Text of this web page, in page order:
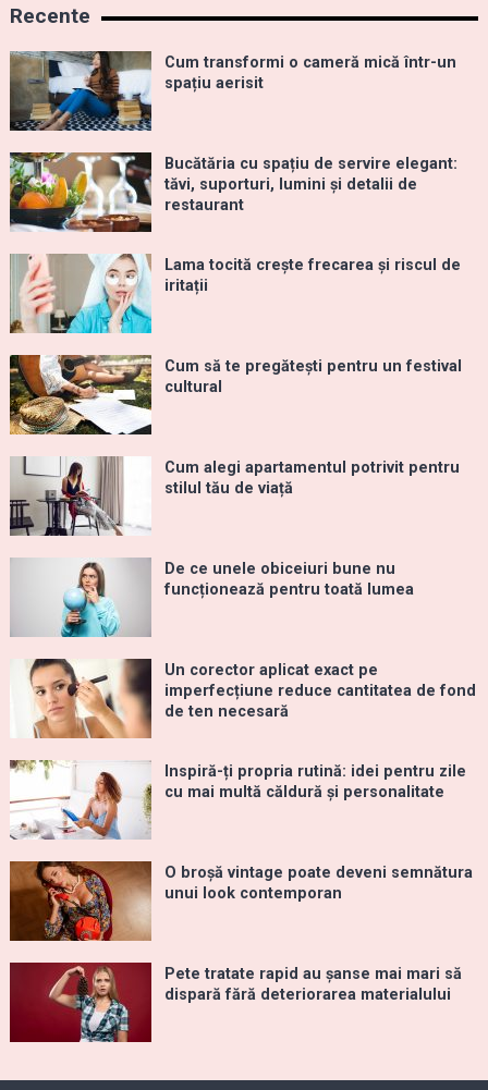
Recente
Cum transformi o cameră mică într-un
spațiu aerisit
Bucătăria cu spațiu de servire elegant:
tăvi, suporturi, lumini și detalii de
restaurant
Lama tocită crește frecarea și riscul de
iritații
Cum să te pregătești pentru un festival
cultural
Cum alegi apartamentul potrivit pentru
stilul tău de viață
De ce unele obiceiuri bune nu
funcționează pentru toată lumea
Un corector aplicat exact pe
imperfecțiune reduce cantitatea de fond
de ten necesară
Inspiră-ți propria rutină: idei pentru zile
cu mai multă căldură și personalitate
O broșă vintage poate deveni semnătura
unui look contemporan
Pete tratate rapid au șanse mai mari să
dispară fără deteriorarea materialului